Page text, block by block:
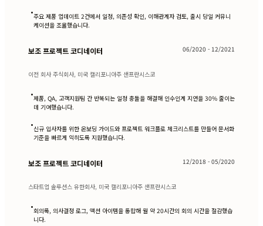
•주요 제품 업데이트 2건에서 일정, 의존성 확인, 이해관계자 검토, 출시 당일 커뮤니
케이션을 조율했습니다.
보조 프로젝트 코디네이터 06/2020 - 12/2021
이전 회사 주식회사, 미국 캘리포니아주 샌프란시스코
•제품, QA, 고객지원팀 간 반복되는 일정 충돌을 해결해 인수인계 지연을 30% 줄이는
데 기여했습니다.
•신규 입사자를 위한 온보딩 가이드와 프로젝트 워크플로 체크리스트를 만들어 문서화
기준을 빠르게 익히도록 지원했습니다.
보조 프로젝트 코디네이터 12/2018 - 05/2020
스타트업 솔루션스 유한회사, 미국 캘리포니아주 샌프란시스코
•회의록, 의사결정 로그, 액션 아이템을 통합해 월 약 20시간의 회의 시간을 절감했습
니다.